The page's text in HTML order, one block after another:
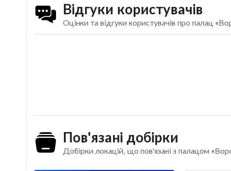
Відгуки користувачів
Оцінки та відгуки користувачів про палац
Пов'язані добірки
Добірки локацій, що пов'язані з палацом